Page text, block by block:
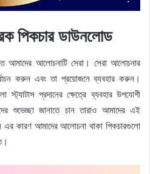
পিকচার ডাউনলোড
আমাদের আলোচনাটি সেরা। সেরা আলোচনার
করুন এবং তা প্রয়োজনে ব্যবহার করুন।
প্রদানের ক্ষেত্রে ব্যবহার উপযোগী
শুভেচ্ছা জানাতে চান তারাও আমাদের এই
কারণ আমাদের আলোচনা থাকা পিকচারগুলো